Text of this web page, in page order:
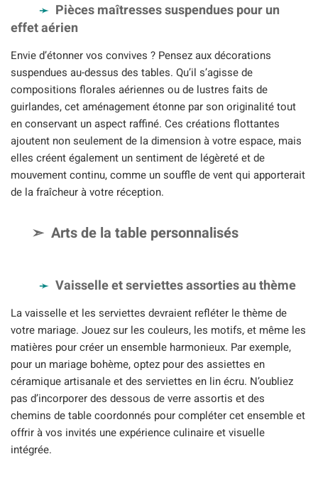
Pièces maîtresses suspendues pour un
effet aérien
Envie d’étonner vos convives ? Pensez aux décorations
suspendues au-dessus des tables. Qu’il s’agisse de
compositions florales aériennes ou de lustres faits de
guirlandes, cet aménagement étonne par son originalité tout
en conservant un aspect raffiné. Ces créations flottantes
ajoutent non seulement de la dimension à votre espace, mais
elles créent également un sentiment de légèreté et de
mouvement continu, comme un souffle de vent qui apporterait
de la fraîcheur à votre réception.
Arts de la table personnalisés
Vaisselle et serviettes assorties au thème
La vaisselle et les serviettes devraient refléter le thème de
votre mariage. Jouez sur les couleurs, les motifs, et même les
matières pour créer un ensemble harmonieux. Par exemple,
pour un mariage bohème, optez pour des assiettes en
céramique artisanale et des serviettes en lin écru. N’oubliez
pas d’incorporer des dessous de verre assortis et des
chemins de table coordonnés pour compléter cet ensemble et
offrir à vos invités une expérience culinaire et visuelle
intégrée.